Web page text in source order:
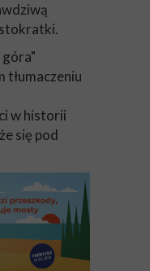
tłumaczeniu
w historii
się pod